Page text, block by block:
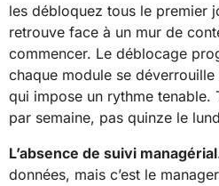
les débloquez tous le premier
retrouve face à un mur de
commencer. Le déblocage
chaque module se
qui impose un rythme tenable.
par semaine, pas quinze le
L’absence de suivi
données, mais c’est le